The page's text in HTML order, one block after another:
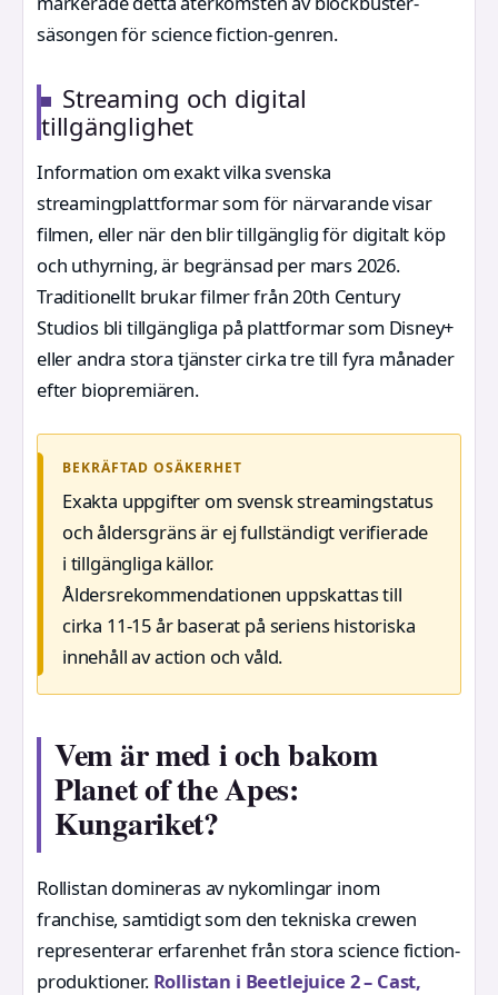
säsongen för science fiction-genren.
Streaming och digital
tillgänglighet
Information om exakt vilka svenska
streamingplattformar som för närvarande visar
filmen, eller när den blir tillgänglig för digitalt köp
och uthyrning, är begränsad per mars 2026.
Traditionellt brukar filmer från 20th Century
Studios bli tillgängliga på plattformar som Disney+
eller andra stora tjänster cirka tre till fyra månader
efter biopremiären.
BEKRÄFTAD OSÄKERHET
Exakta uppgifter om svensk streamingstatus
och åldersgräns är ej fullständigt verifierade
i tillgängliga källor.
Åldersrekommendationen uppskattas till
cirka 11-15 år baserat på seriens historiska
innehåll av action och våld.
Vem är med i och bakom
Planet of the Apes:
Kungariket?
Rollistan domineras av nykomlingar inom
franchise, samtidigt som den tekniska crewen
representerar erfarenhet från stora science fiction-
produktioner. Rollistan i Beetlejuice 2 – Cast,